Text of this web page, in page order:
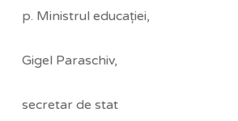
p. Ministrul educaţiei,
Gigel Paraschiv,
secretar de stat